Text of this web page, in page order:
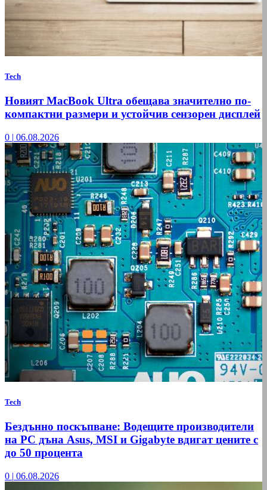
Tech
Новият MacBook Ultra обещава значително по-
компактни размери и устойчив сензорен дисплей
0 | 06.08.2026
Tech
Бездънно поскъпване: Водещите производители
на РС дъна Asus, MSI и Gigabyte вдигат цените с
до 50 процента
0 | 06.08.2026